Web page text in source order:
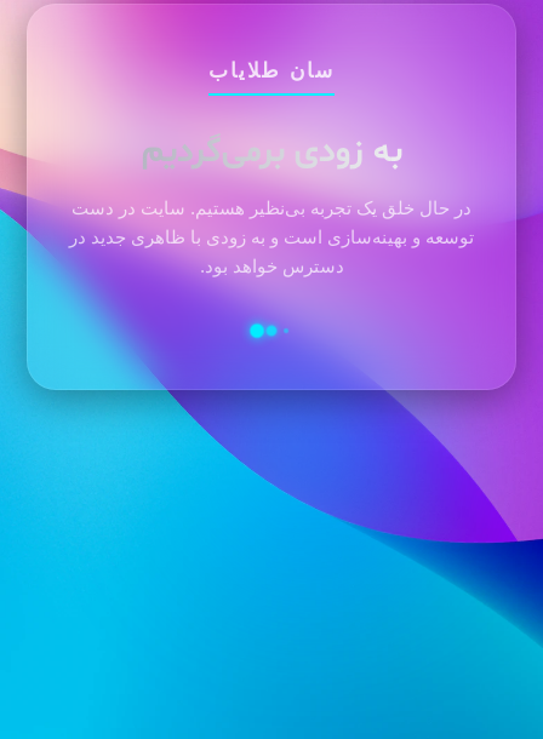
سان طلایاب
به زودی برمی‌گردیم
در حال خلق یک تجربه بی‌نظیر هستیم. سایت در دست
توسعه و بهینه‌سازی است و به زودی با ظاهری جدید در
دسترس خواهد بود.